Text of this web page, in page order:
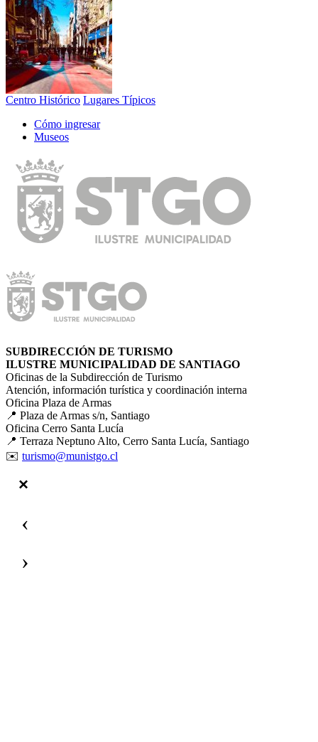
Centro Histórico Lugares Típicos
Cómo ingresar
Museos
SUBDIRECCIÓN DE TURISMO
ILUSTRE MUNICIPALIDAD DE SANTIAGO
Oficinas de la Subdirección de Turismo
Atención, información turística y coordinación interna
Oficina Plaza de Armas
📍 Plaza de Armas s/n, Santiago
Oficina Cerro Santa Lucía
📍 Terraza Neptuno Alto, Cerro Santa Lucía, Santiago
✉️ turismo@munistgo.cl
‹
›